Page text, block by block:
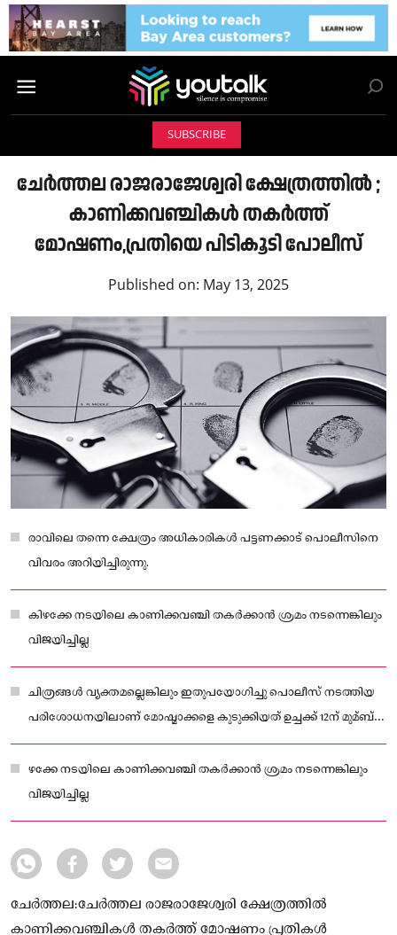
SUBSCRIBE
ചേർത്തല രാജരാജേശ്വരി ക്ഷേത്രത്തിൽ ;
കാണിക്കവഞ്ചികൾ തകർത്ത്
മോഷണം,പ്രതിയെ പിടികൂടി പോലീസ്
Published on: May 13, 2025
രാവിലെ തന്നെ ക്ഷേത്രം അധികാരികൾ പട്ടണക്കാട് പൊലീസിനെ
വിവരം അറിയിച്ചിരുന്നു.
കിഴക്കേ നടയിലെ കാണിക്കവഞ്ചി തകർക്കാൻ ശ്രമം നടന്നെങ്കിലും
വിജയിച്ചില്ല
ചിത്രങ്ങൾ വ്യക്തമല്ലെങ്കിലും ഇതുപയോഗിച്ചു പൊലീസ് നടത്തിയ
പരിശോധനയിലാണ് മോഷ്മാക്കളെ കുടുക്കിയത് ഉച്ചക്ക് 12ന് മുമ്ബ്
മോഷണത്തിലുൾപ്പെട്ടവരെ പോലീസ് കണ്ടു പിടിക്കുകയായിരു
ഴക്കേ നടയിലെ കാണിക്കവഞ്ചി തകർക്കാൻ ശ്രമം നടന്നെങ്കിലും
വിജയിച്ചില്ല
ചേർത്തല:ചേർത്തല രാജരാജേശ്വരി ക്ഷേത്രത്തിൽ
കാണിക്കവഞ്ചികൾ തകർത്ത് മോഷണം പ്രതികൾ